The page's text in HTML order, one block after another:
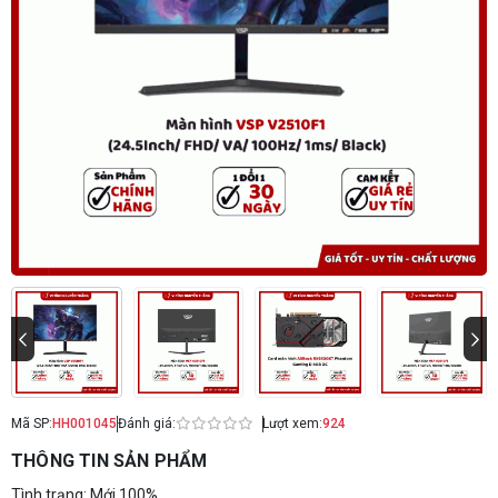
Mã SP: HH001045Đánh giá: Lượt xem:924
THÔNG TIN SẢN PHẨM
Tình trạng: Mới 100%